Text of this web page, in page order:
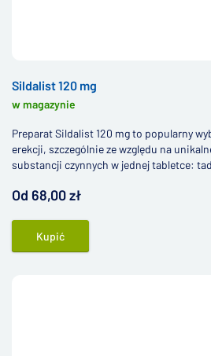
Sildalist 120 mg
w magazynie
Preparat Sildalist 120 mg to popularny
erekcji, szczególnie ze względu na
substancji czynnych w jednej tabletce:
Od 68,00 zł
Kupić